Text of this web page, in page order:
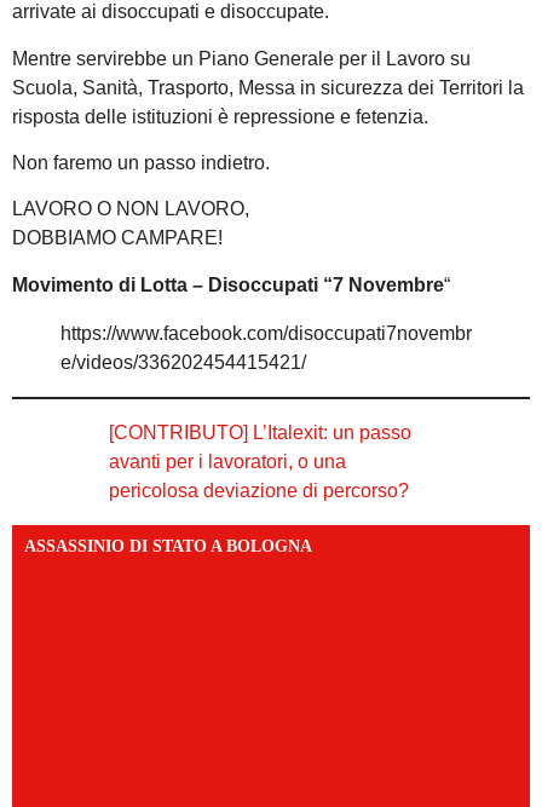
arrivate ai disoccupati e disoccupate.
Mentre servirebbe un Piano Generale per il Lavoro su
Scuola, Sanità, Trasporto, Messa in sicurezza dei Territori la
risposta delle istituzioni è repressione e fetenzia.
Non faremo un passo indietro.
LAVORO O NON LAVORO,
DOBBIAMO CAMPARE!
Movimento di Lotta – Disoccupati “7 Novembre“
https://www.facebook.com/disoccupati7novembr
e/videos/336202454415421/
[CONTRIBUTO] L’Italexit: un passo
avanti per i lavoratori, o una
pericolosa deviazione di percorso?
ASSASSINIO DI STATO A BOLOGNA